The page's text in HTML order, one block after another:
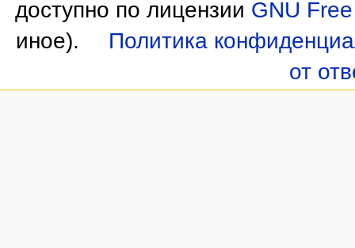
доступно по лицензии GNU
иное).
Политика
от